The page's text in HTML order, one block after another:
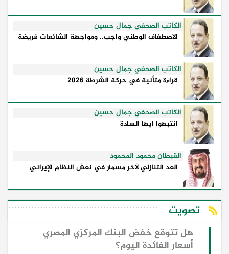
الكاتب الصحفي جمال حسين
الاصطفاف الوطني واجب.. ومواجهة الشائعات فريضة
الكاتب الصحفي جمال حسين
قراءة متأنية في حركة الشرطة 2026
الكاتب الصحفي جمال حسين
انتبهوا ايها السادة
القبطان محمود المحمود
العد التنازلي لآخر مسمار في نعش النظام الإيراني
تصويت
هل تتوقع خفض البنك المركزي المصري
أسعار الفائدة اليوم؟